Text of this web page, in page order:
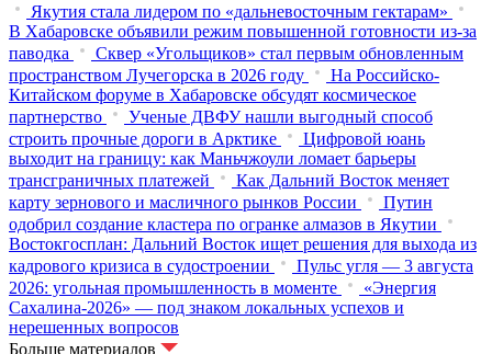
Якутия стала лидером по «дальневосточным гектарам»
В Хабаровске объявили режим повышенной готовности из‑за
паводка
Сквер «Угольщиков» стал первым обновленным
пространством Лучегорска в 2026 году
На Российско-
Китайском форуме в Хабаровске обсудят космическое
партнерство
Ученые ДВФУ нашли выгодный способ
строить прочные дороги в Арктике
Цифровой юань
выходит на границу: как Маньчжоули ломает барьеры
трансграничных платежей
Как Дальний Восток меняет
карту зернового и масличного рынков России
Путин
одобрил создание кластера по огранке алмазов в Якутии
Востокгосплан: Дальний Восток ищет решения для выхода из
кадрового кризиса в судостроении
Пульс угля — 3 августа
2026: угольная промышленность в моменте
«Энергия
Сахалина-2026» — под знаком локальных успехов и
нерешенных вопросов
Больше материалов